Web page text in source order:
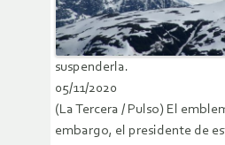
suspenderla.
05/11/2020
(La Tercera / Pulso) El
embargo, el presidente de